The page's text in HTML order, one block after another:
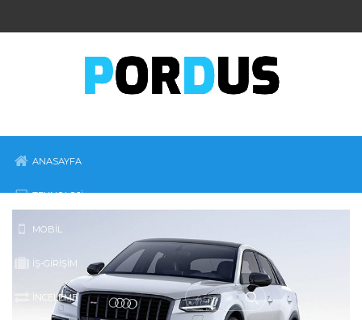
ANASAYFA
TEKNOLOJI
MOBIL
İŞ-GIRIŞIM
İNCELEME